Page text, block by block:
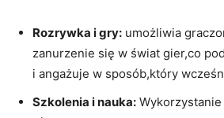
Rozrywka i gry: umożliwia
zanurzenie się w świat gier,co
i angażuje w sposób,który
Szkolenia i nauka: